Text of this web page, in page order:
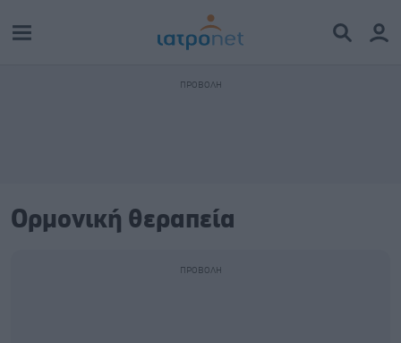
Ορμονική θεραπεία